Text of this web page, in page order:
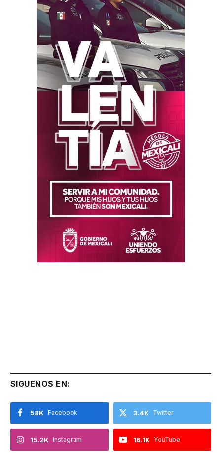
SIGUENOS EN:
Facebook
58K Twitter
3.4K
Instagram
15.2K YouTube
16.1K